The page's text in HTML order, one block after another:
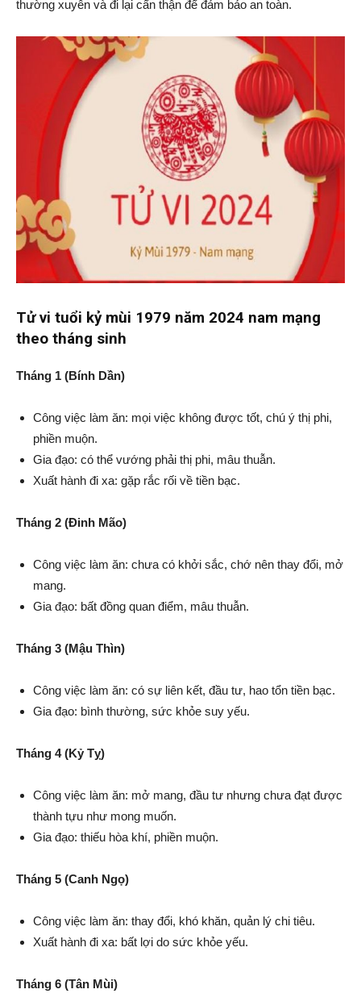
thường xuyên và đi lại cẩn thận để đảm bảo an toàn.
Tử vi tuổi kỷ mùi 1979 năm 2024 nam mạng
theo tháng sinh
Tháng 1 (Bính Dần)
Công việc làm ăn: mọi việc không được tốt, chú ý thị phi,
phiền muộn.
Gia đạo: có thể vướng phải thị phi, mâu thuẫn.
Xuất hành đi xa: gặp rắc rối về tiền bạc.
Tháng 2 (Đinh Mão)
Công việc làm ăn: chưa có khởi sắc, chớ nên thay đổi, mở
mang.
Gia đạo: bất đồng quan điểm, mâu thuẫn.
Tháng 3 (Mậu Thìn)
Công việc làm ăn: có sự liên kết, đầu tư, hao tổn tiền bạc.
Gia đạo: bình thường, sức khỏe suy yếu.
Tháng 4 (Kỷ Tỵ)
Công việc làm ăn: mở mang, đầu tư nhưng chưa đạt được
thành tựu như mong muốn.
Gia đạo: thiếu hòa khí, phiền muộn.
Tháng 5 (Canh Ngọ)
Công việc làm ăn: thay đổi, khó khăn, quản lý chi tiêu.
Xuất hành đi xa: bất lợi do sức khỏe yếu.
Tháng 6 (Tân Mùi)